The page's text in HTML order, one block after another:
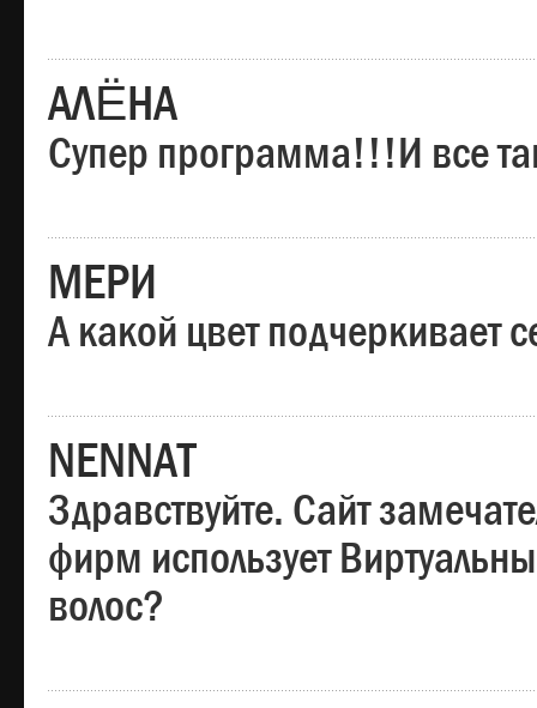
АЛЁНА
Супер программа!!!И все
МЕРИ
А какой цвет подчеркивает
NENNAT
Здравствуйте. Сайт
фирм использует
волос?